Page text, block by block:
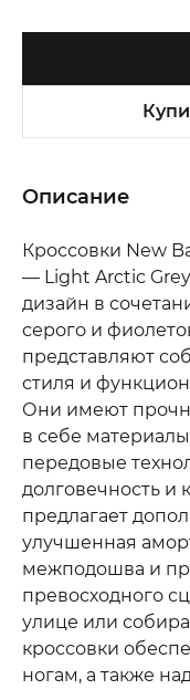
Описание
Кроссовки New
— Light Arctic
дизайн в
серого и
представляют
стиля и
Они имеют
в себе
передовые
долговечность и
предлагает
улучшенная
межподошва и
превосходного
улице или
кроссовки
ногам, а также